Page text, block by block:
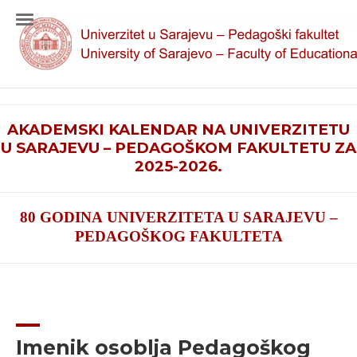
AKADEMSKI KALENDAR NA UNIVERZITETU
U SARAJEVU – PEDAGOŠKOM FAKULTETU ZA
2025-2026.
80 GODINA UNIVERZITETA U SARAJEVU –
PEDAGOŠKOG FAKULTETA
Imenik osoblja Pedagoškog